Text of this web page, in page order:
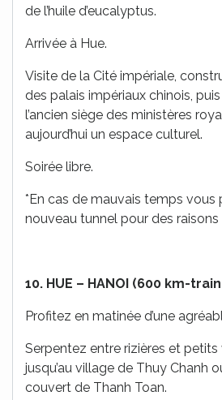
de l’huile d’eucalyptus.
Arrivée à Hue.
Visite de la Cité impériale,
des palais impériaux chinois,
l’ancien siège des ministères
aujourd’hui un espace culturel.
Soirée libre.
*En cas de mauvais temps vous
nouveau tunnel pour des raisons
10. HUE – HANOI (600 km-
Profitez en matinée d’une
Serpentez entre rizières et
jusqu’au village de Thuy Chanh
couvert de Thanh Toan.